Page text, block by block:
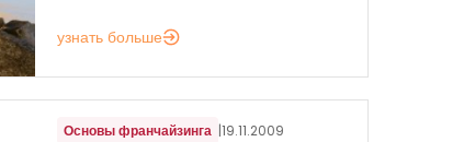
узнать больше
Основы франчайзинга |19.11.2009